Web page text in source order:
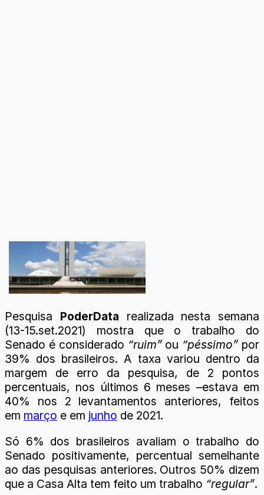
Pesquisa PoderData realizada nesta semana
(13-15.set.2021) mostra que o trabalho do
Senado é considerado “ruim”ou “péssimo” por
39% dos brasileiros. A taxa variou dentro da
margem de erro da pesquisa, de 2 pontos
percentuais, nos últimos 6 meses –estava em
40% nos 2 levantamentos anteriores, feitos
em março e em junho de 2021.
Só 6% dos brasileiros avaliam o trabalho do
Senado positivamente, percentual semelhante
ao das pesquisas anteriores. Outros 50% dizem
que a Casa Alta tem feito um trabalho “regular”.